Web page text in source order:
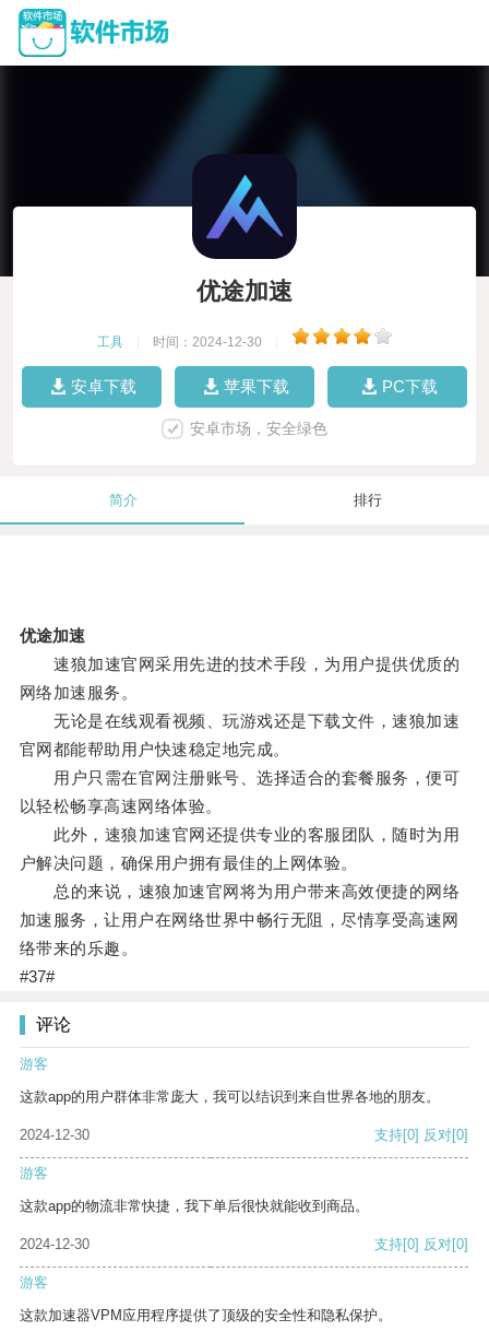
优途加速
工具 时间：2024-12-30
安卓下载 苹果下载 PC下载
安卓市场，安全绿色
简介 排行
优途加速
速狼加速官网采用先进的技术手段，为用户提供优质的
网络加速服务。
无论是在线观看视频、玩游戏还是下载文件，速狼加速
官网都能帮助用户快速稳定地完成。
用户只需在官网注册账号、选择适合的套餐服务，便可
以轻松畅享高速网络体验。
此外，速狼加速官网还提供专业的客服团队，随时为用
户解决问题，确保用户拥有最佳的上网体验。
总的来说，速狼加速官网将为用户带来高效便捷的网络
加速服务，让用户在网络世界中畅行无阻，尽情享受高速网
络带来的乐趣。
#37#
评论
游客
这款app的用户群体非常庞大，我可以结识到来自世界各地的朋友。
2024-12-30 支持[0] 反对[0]
游客
这款app的物流非常快捷，我下单后很快就能收到商品。
2024-12-30 支持[0] 反对[0]
游客
这款加速器VPM应用程序提供了顶级的安全性和隐私保护。